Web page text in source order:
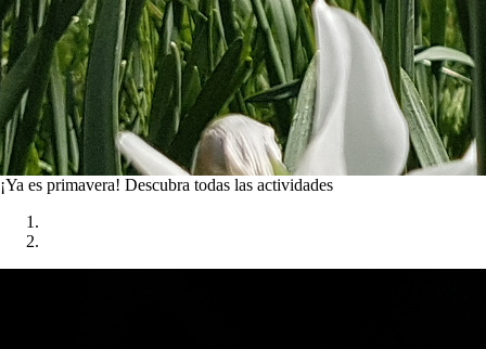
¡Ya es primavera! Descubra todas las actividades